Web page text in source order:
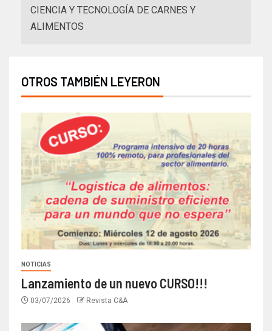
CIENCIA Y TECNOLOGÍA DE CARNES Y
ALIMENTOS
OTROS TAMBIÉN LEYERON
NOTICIAS
Lanzamiento de un nuevo CURSO!!!
03/07/2026 Revista C&A